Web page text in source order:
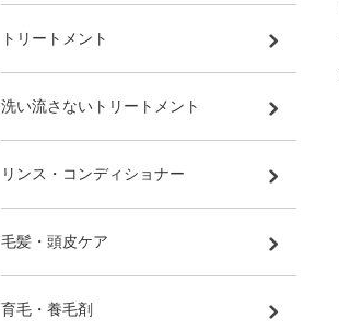
トリートメント
洗い流さないトリートメント
リンス・コンディショナー
毛髪・頭皮ケア
育毛・養毛剤